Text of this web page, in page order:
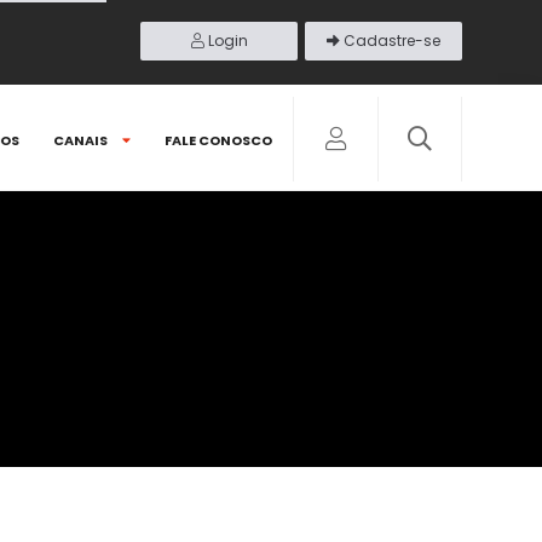
Login Cadastre-se
CANAIS FALE CONOSCO